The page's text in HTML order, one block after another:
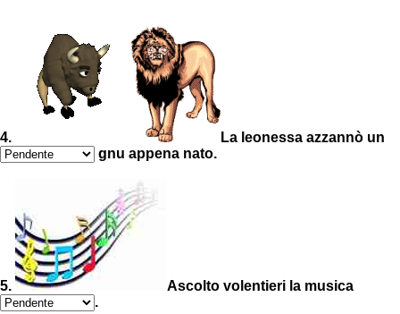
4.
La leonessa azzannò un
gnu appena nato.
5.
Ascolto volentieri la musica
.